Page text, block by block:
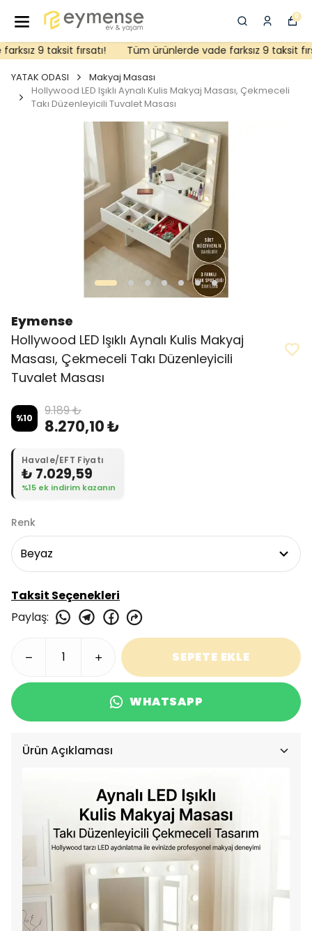
0
9 taksit fırsatı! Tüm ürünlerde vade farksız 9 taksit
YATAK ODASI
Makyaj Masası
Hollywood LED Işıklı Aynalı Kulis Makyaj Masası, Çekmeceli
Takı Düzenleyicili Tuvalet Masası
Eymense
Hollywood LED Işıklı Aynalı Kulis Makyaj
Masası, Çekmeceli Takı Düzenleyicili
Tuvalet Masası
%10 9.189 ₺
8.270,10 ₺
Havale/EFT Fiyatı
₺ 7.029,59
%15 ek indirim kazanın
Renk
Taksit Seçenekleri
Paylaş:
SEPETE EKLE
WHATSAPP
Ürün Açıklaması